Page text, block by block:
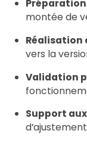
montée de
Réalisation
vers la
Validation
Support